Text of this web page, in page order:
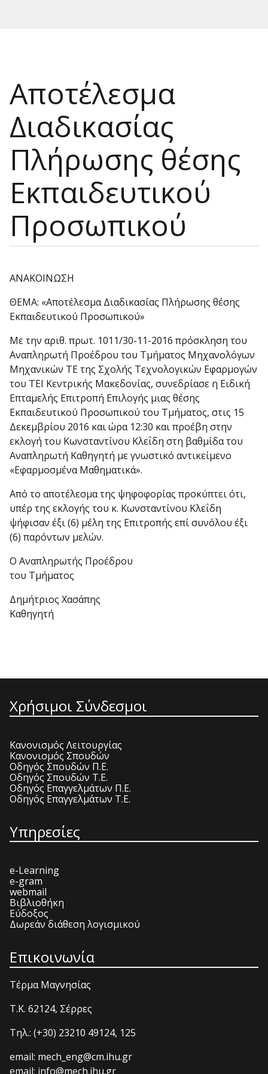
Αποτέλεσμα
Διαδικασίας
Πλήρωσης θέσης
Εκπαιδευτικού
Προσωπικού
ΑΝΑΚΟΙΝΩΣΗ
ΘΕΜΑ: «Αποτέλεσμα Διαδικασίας Πλήρωσης θέσης
Εκπαιδευτικού Προσωπικού»
Με την αριθ. πρωτ. 1011/30-11-2016 πρόσκληση του
Αναπληρωτή Προέδρου του Τμήματος Μηχανολόγων
Μηχανικών ΤΕ της Σχολής Τεχνολογικών Εφαρμογών
του ΤΕΙ Κεντρικής Μακεδονίας, συνεδρίασε η Ειδική
Επταμελής Επιτροπή Επιλογής μιας θέσης
Εκπαιδευτικού Προσωπικού του Τμήματος, στις 15
Δεκεμβρίου 2016 και ώρα 12:30 και προέβη στην
εκλογή του Κωνσταντίνου Κλεΐδη στη βαθμίδα του
Αναπληρωτή Καθηγητή με γνωστικό αντικείμενο
«Εφαρμοσμένα Μαθηματικά».
Από το αποτέλεσμα της ψηφοφορίας προκύπτει ότι,
υπέρ της εκλογής του κ. Κωνσταντίνου Κλεΐδη
ψήφισαν έξι (6) μέλη της Επιτροπής επί συνόλου έξι
(6) παρόντων μελών.
Ο Αναπληρωτής Προέδρου
του Τμήματος
Δημήτριος Χασάπης
Καθηγητή
Χρήσιμοι Σύνδεσμοι
Κανονισμός Λειτουργίας
Κανονισμός Σπουδών
Οδηγός Σπουδών Π.Ε.
Οδηγός Σπουδών Τ.Ε.
Οδηγός Επαγγελμάτων Π.Ε.
Οδηγός Επαγγελμάτων Τ.Ε.
Υπηρεσίες
e-Learning
e-gram
webmail
Βιβλιοθήκη
Εύδοξος
Δωρεάν διάθεση λογισμικού
Επικοινωνία
Τέρμα Μαγνησίας
T.K. 62124, Σέρρες
Τηλ.: (+30) 23210 49124, 125
email: mech_eng@cm.ihu.gr
email: info@mech.ihu.gr